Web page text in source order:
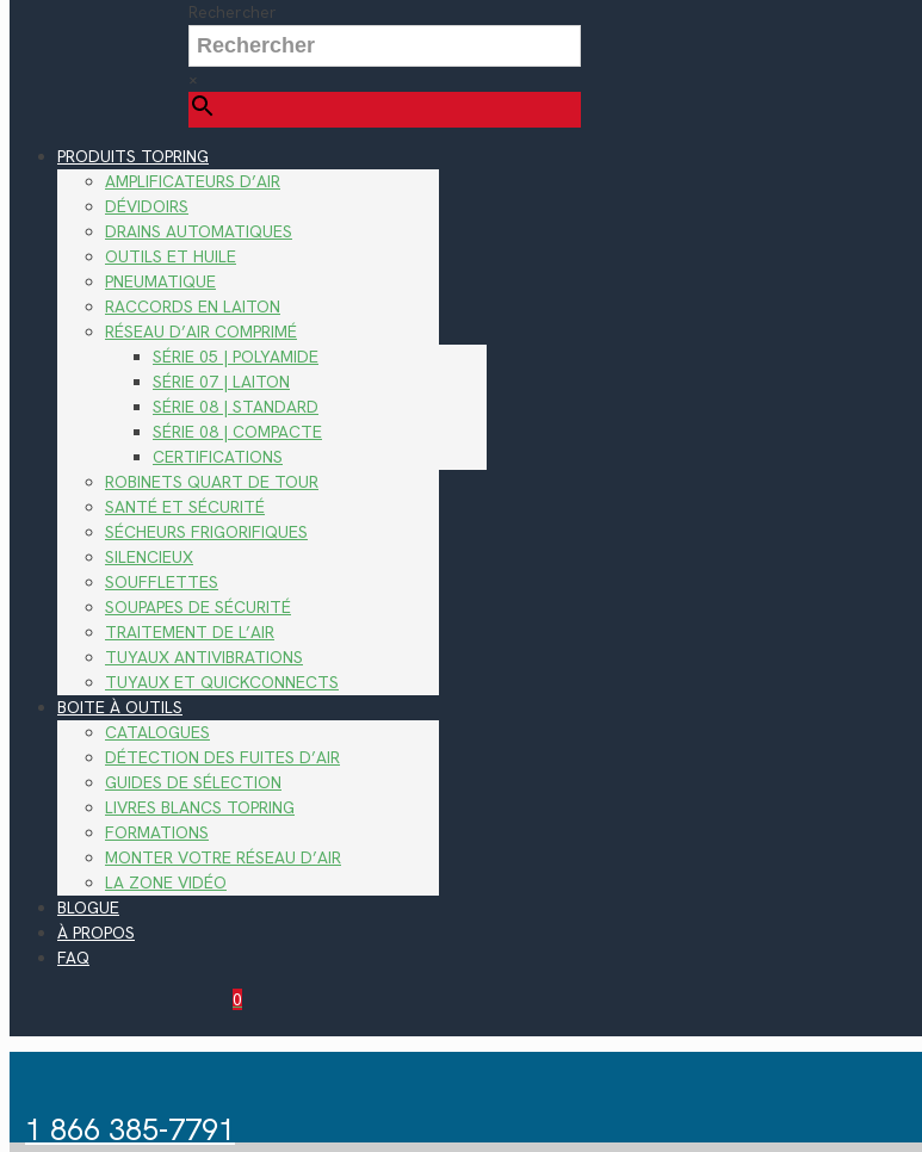
Rechercher
×
PRODUITS TOPRING
AMPLIFICATEURS D’AIR
DÉVIDOIRS
DRAINS AUTOMATIQUES
OUTILS ET HUILE
PNEUMATIQUE
RACCORDS EN LAITON
RÉSEAU D’AIR COMPRIMÉ
SÉRIE 05 | POLYAMIDE
SÉRIE 07 | LAITON
SÉRIE 08 | STANDARD
SÉRIE 08 | COMPACTE
CERTIFICATIONS
ROBINETS QUART DE TOUR
SANTÉ ET SÉCURITÉ
SÉCHEURS FRIGORIFIQUES
SILENCIEUX
SOUFFLETTES
SOUPAPES DE SÉCURITÉ
TRAITEMENT DE L’AIR
TUYAUX ANTIVIBRATIONS
TUYAUX ET QUICKCONNECTS
BOITE À OUTILS
CATALOGUES
DÉTECTION DES FUITES D’AIR
GUIDES DE SÉLECTION
LIVRES BLANCS TOPRING
FORMATIONS
MONTER VOTRE RÉSEAU D’AIR
LA ZONE VIDÉO
BLOGUE
À PROPOS
FAQ
0
1 866 385-7791